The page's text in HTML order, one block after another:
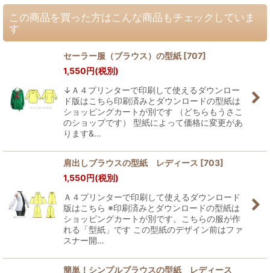
この商品を買った方はこんな商品もチェックしていま
す
セーラー服（ブラウス）の型紙 [707]
1,550円(税別)
↓Ａ４プリンターで印刷して使えるダウンロー
ド版はこちら印刷済みとダウンロードの型紙は
ショッピングカートが別です （どちらもうさこ
のショップです） 型紙によって価格に変更があ
ります&…
肩出しブラウスの型紙 レディース [703]
1,550円(税別)
Ａ４プリンターで印刷して使えるダウンロード
版はこちら ※印刷済みとダウンロードの型紙は
ショッピングカートが別です。こちらの服が作
れる「型紙」です この型紙のデザイン前はファ
スナー開…
簡単！シンプルブラウスの型紙 レディース